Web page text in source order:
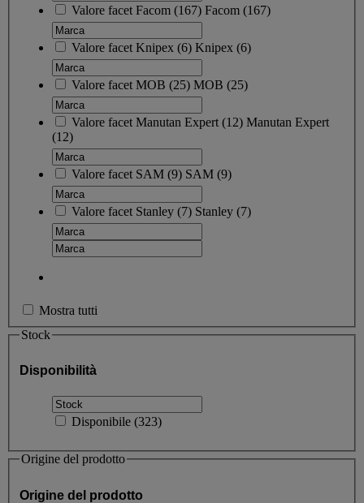
Valore facet Facom (167) Facom (167)
Valore facet Knipex (6) Knipex (6)
Valore facet MOB (25) MOB (25)
Valore facet Manutan Expert (12) Manutan Expert
(12)
Valore facet SAM (9) SAM (9)
Valore facet Stanley (7) Stanley (7)
Mostra tutti
Stock
Disponibilità
Disponibile (323)
Origine del prodotto
Origine del prodotto